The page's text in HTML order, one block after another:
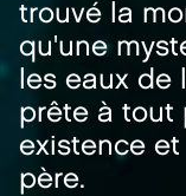
trouvé la
qu'une
les eaux de
prête à tout
existence
père.